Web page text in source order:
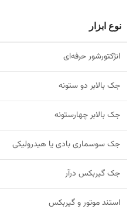
نوع ابزار
انژکتورشور حرفه‌ای
جک بالابر دو ستونه
جک بالابر چهارستونه
جک سوسماری بادی یا هیدرولیکی
جک گیربکس درآر
استند موتور و گیربکس